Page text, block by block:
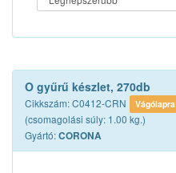
O gyűrű készlet, 270db
Cikkszám: C0412-CRN Vágólapra
(csomagolási súly: 1.00 kg.)
Gyártó:CORONA